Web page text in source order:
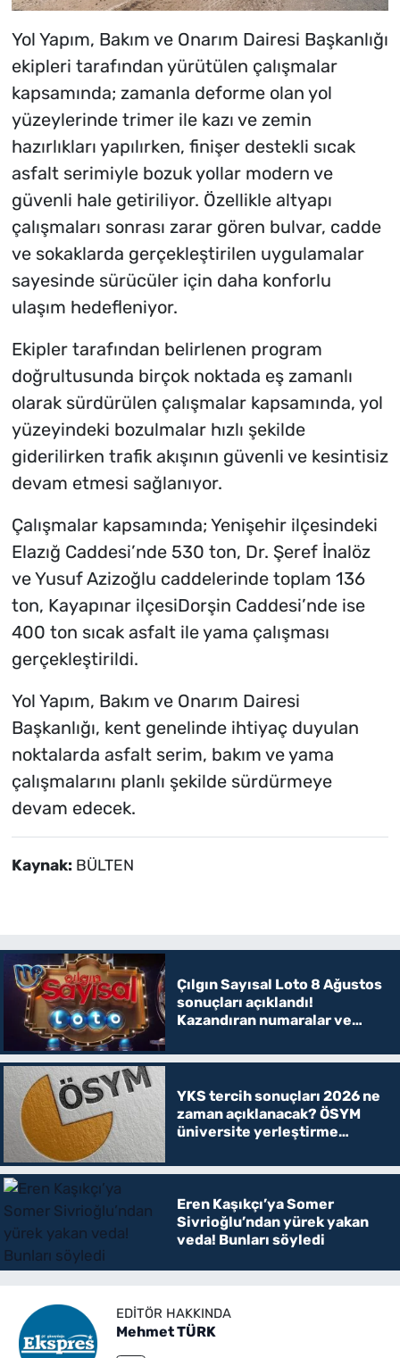
Yol Yapım, Bakım ve Onarım Dairesi Başkanlığı
ekipleri tarafından yürütülen çalışmalar
kapsamında; zamanla deforme olan yol
yüzeylerinde trimer ile kazı ve zemin
hazırlıkları yapılırken, finişer destekli sıcak
asfalt serimiyle bozuk yollar modern ve
güvenli hale getiriliyor. Özellikle altyapı
çalışmaları sonrası zarar gören bulvar, cadde
ve sokaklarda gerçekleştirilen uygulamalar
sayesinde sürücüler için daha konforlu
ulaşım hedefleniyor.
Ekipler tarafından belirlenen program
doğrultusunda birçok noktada eş zamanlı
olarak sürdürülen çalışmalar kapsamında, yol
yüzeyindeki bozulmalar hızlı şekilde
giderilirken trafik akışının güvenli ve kesintisiz
devam etmesi sağlanıyor.
Çalışmalar kapsamında; Yenişehir ilçesindeki
Elazığ Caddesi’nde 530 ton, Dr. Şeref İnalöz
ve Yusuf Azizoğlu caddelerinde toplam 136
ton, Kayapınar ilçesiDorşin Caddesi’nde ise
400 ton sıcak asfalt ile yama çalışması
gerçekleştirildi.
Yol Yapım, Bakım ve Onarım Dairesi
Başkanlığı, kent genelinde ihtiyaç duyulan
noktalarda asfalt serim, bakım ve yama
çalışmalarını planlı şekilde sürdürmeye
devam edecek.
Kaynak: BÜLTEN
Çılgın Sayısal Loto 8 Ağustos
sonuçları açıklandı!
Kazandıran numaralar ve
YKS tercih sonuçları 2026 ne
zaman açıklanacak? ÖSYM
üniversite yerleştirme
Eren Kaşıkçı’ya Somer
Sivrioğlu’ndan yürek yakan
veda! Bunları söyledi
EDITÖR HAKKINDA
Mehmet TÜRK